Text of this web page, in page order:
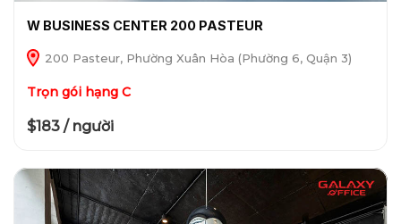
W BUSINESS CENTER 200 PASTEUR
200 Pasteur, Phường Xuân Hòa (Phường 6, Quận 3)
Trọn gói hạng C
$183 / người